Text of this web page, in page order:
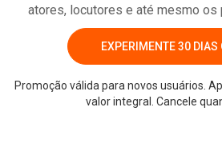
atores, locutores e até mesmo os
EXPERIMENTE 30 DIAS
Promoção válida para novos usuários.
valor integral. Cancele